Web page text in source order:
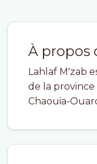
À propos
Lahlaf M'zab
de la province
Chaouia-